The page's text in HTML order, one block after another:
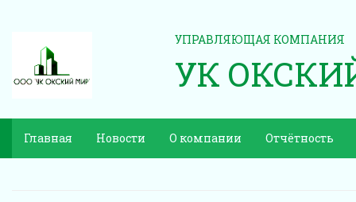
УПРАВЛЯЮЩАЯ КОМПАНИЯ
УК
Главная Новости О компании Отчётность